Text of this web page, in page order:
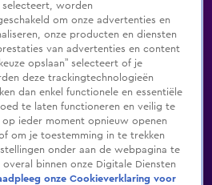
Zenders Genres
inlogShop
Programma's De Bondgenoten
Shop
selecteert, worden
om onze advertenties en
onze producten en diensten
van advertenties en content
opslaan” selecteert of je
deze trackingtechnologieën
dan enkel functionele en essentiële
te laten functioneren en veilig te
op ieder moment opnieuw openen
om je toestemming in te trekken
onder aan de webpagina te
overal binnen onze Digitale Diensten
onze Cookieverklaring voor